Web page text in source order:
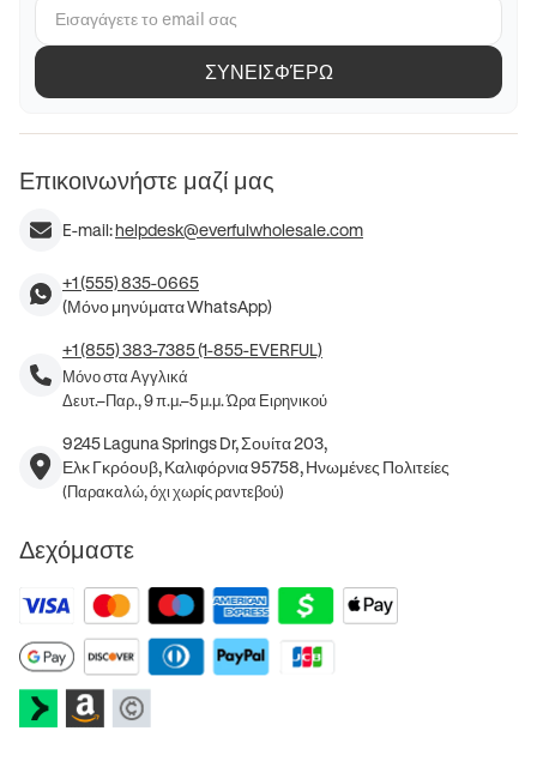
ΣΥΝΕΙΣΦΈΡΩ
Επικοινωνήστε μαζί μας
E-mail:helpdesk@everfulwholesale.com
+1 (555) 835-0665
(Μόνο μηνύματα WhatsApp)
+1 (855) 383-7385 (1-855-EVERFUL)
Μόνο στα Αγγλικά
Δευτ.–Παρ., 9 π.μ.–5 μ.μ. Ώρα Ειρηνικού
9245 Laguna Springs Dr, Σουίτα 203,
Ελκ Γκρόουβ, Καλιφόρνια 95758, Ηνωμένες Πολιτείες
(Παρακαλώ, όχι χωρίς ραντεβού)
Δεχόμαστε